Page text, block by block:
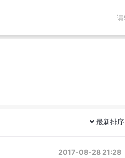
最新排序
2017-08-28 21:28